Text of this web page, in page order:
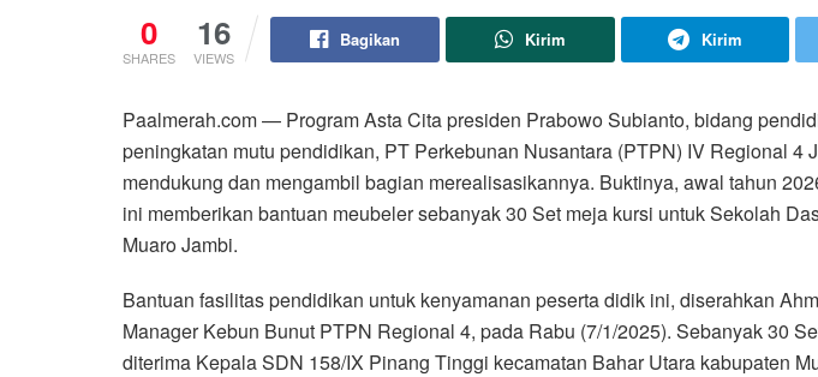
0
SHARES
16
VIEWS
Bagikan Kirim Kirim
Paalmerah.com — Program Asta Cita presiden Prabowo Subianto, bidang
peningkatan mutu pendidikan, PT Perkebunan Nusantara (PTPN) IV Regional 4
mendukung dan mengambil bagian merealisasikannya. Buktinya, awal tahun
ini memberikan bantuan meubeler sebanyak 30 Set meja kursi untuk Sekolah
Muaro Jambi.
Bantuan fasilitas pendidikan untuk kenyamanan peserta didik ini, diserahkan
Manager Kebun Bunut PTPN Regional 4, pada Rabu (7/1/2025). Sebanyak 30
diterima Kepala SDN 158/IX Pinang Tinggi kecamatan Bahar Utara kabupaten